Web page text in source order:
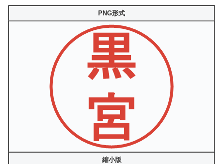
PNG形式
縮小版